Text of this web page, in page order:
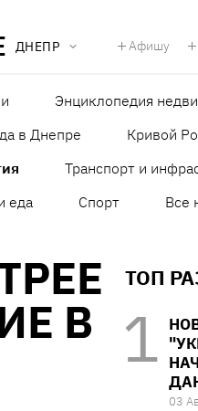
ДНЕПР Афишу
Энциклопедия
в Днепре
Кривой
Транспорт и
еда Спорт Все
В
ТОП
03